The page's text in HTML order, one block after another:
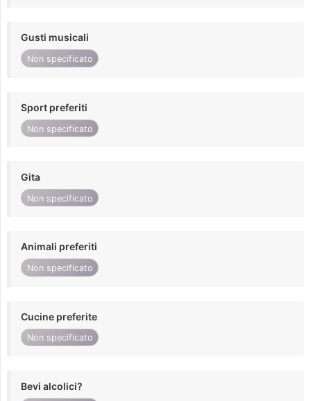
Gusti musicali
Non specificato
Sport preferiti
Non specificato
Gita
Non specificato
Animali preferiti
Non specificato
Cucine preferite
Non specificato
Bevi alcolici?